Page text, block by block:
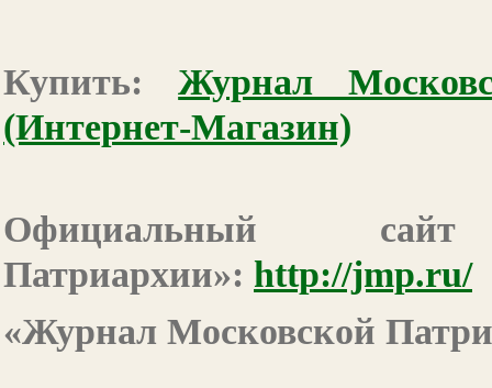
Купить:Журнал
(Интернет-Магазин)
Официальный
Патриархии»: http://jmp.ru/
«Журнал Московской